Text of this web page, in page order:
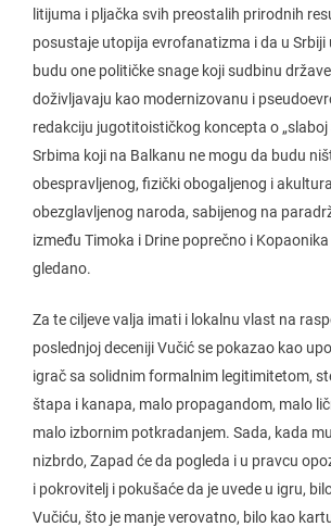
litijuma i pljačka svih preostalih prirodnih
posustaje utopija evrofanatizma i da u Srbiji
budu one političke snage koji sudbinu
doživljavaju kao modernizovanu i
redakciju jugotitoističkog koncepta o „slaboj
Srbima koji na Balkanu ne mogu da budu
obespravljenog, fizički obogaljenog i
obezglavljenog naroda, sabijenog na
između Timoka i Drine poprečno i
gledano.
Za te ciljeve valja imati i lokalnu vlast na
poslednjoj deceniji Vučić se pokazao kao
igrač sa solidnim formalnim legitimitetom,
štapa i kanapa, malo propagandom, malo
malo izbornim potkradanjem. Sada, kada
nizbrdo, Zapad će da pogleda i u pravcu
i pokrovitelj i pokušaće da je uvede u igru,
Vučiću, što je manje verovatno, bilo kao